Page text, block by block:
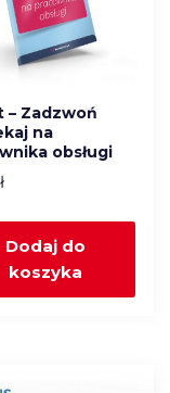
– Zadzwoń
na
obsługi
Dodaj do
koszyka